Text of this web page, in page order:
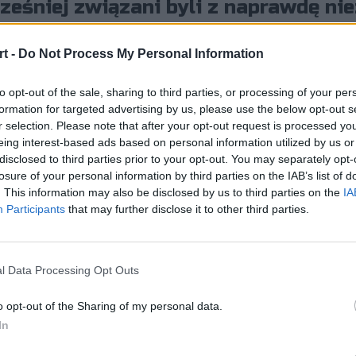
- Do Not Process My Personal Information
opt-out of the sale, sharing to third parties, or processing of your
for targeted advertising by us, please use the below opt-out
selection. Please note that after your opt-out request is processed
interest-based ads based on personal information utilized by us
to third parties prior to your opt-out. You may separately
of your personal information by third parties on the IAB’s list of
This information may also be disclosed by us to third parties on the
Participants that may further disclose it to other third parties.
Data Processing Opt Outs
opt-out of the Sharing of my personal data.
związani byli z naprawdę
komplecie
Sebastian "volt" Malos oraz Cai "CYPHER" Watson,
ich następców, włodarze z Wysp Brytyjskich postawili na
kolegą Karola "rallena" Rodowicza został bowiem
partnerował innemu naszemu rodakowi, Maciejowi
"⁠Bymas⁠a" Pipirasa. Ten w przeszłości przywdziewał
pozostawał poza regularną grą i wraca dopiero teraz.
na scenie Counter-